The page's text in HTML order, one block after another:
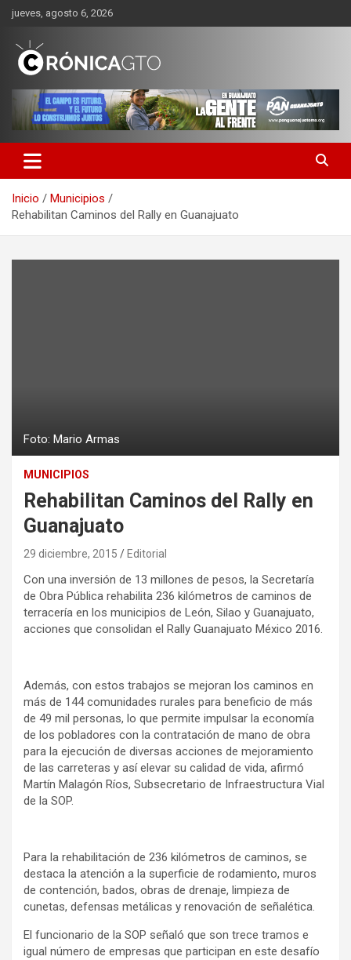
Saltar
contenido
jueves, agosto 6, 2026
CRONICA GUANAJUATO
Inicio
Municipios
Rehabilitan Caminos del Rally en Guanajuato
Foto: Mario Armas
MUNICIPIOS
Rehabilitan Caminos del Rally en
Guanajuato
29 diciembre, 2015 Editorial
Con una inversión de 13 millones de pesos, la Secretaría
de Obra Pública rehabilita 236 kilómetros de caminos de
terracería en los municipios de León, Silao y Guanajuato,
acciones que consolidan el Rally Guanajuato México 2016.
Además, con estos trabajos se mejoran los caminos en
más de 144 comunidades rurales para beneficio de más
de 49 mil personas, lo que permite impulsar la economía
de los pobladores con la contratación de mano de obra
para la ejecución de diversas acciones de mejoramiento
de las carreteras y así elevar su calidad de vida, afirmó
Martín Malagón Ríos, Subsecretario de Infraestructura Vial
de la SOP.
Para la rehabilitación de 236 kilómetros de caminos, se
destaca la atención a la superficie de rodamiento, muros
de contención, bados, obras de drenaje, limpieza de
cunetas, defensas metálicas y renovación de señalética.
El funcionario de la SOP señaló que son trece tramos e
igual número de empresas que participan en este desafío